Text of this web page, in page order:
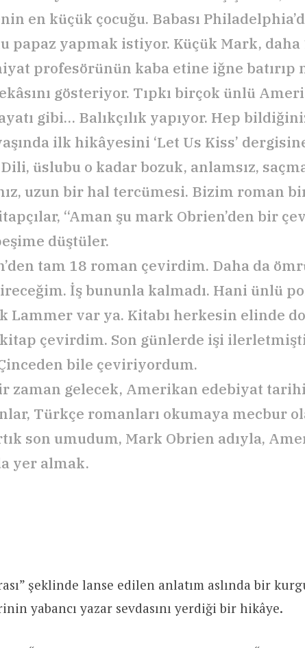
en küçük çocuğu. Babası
papaz yapmak istiyor. Küçük Mark, daha
profesörünün kaba etine iğne batırıp
gösteriyor. Tıpkı birçok ünlü
gibi… Balıkçılık yapıyor. Hep
ilk hikâyesini ‘Let Us Kiss’
üslubu o kadar bozuk, anlamsız,
uzun bir hal tercümesi. Bizim roman
“Aman şu mark Obrien’den bir
düştüler.
tam 18 roman çevirdim. Daha da
İş bununla kalmadı. Hani ünlü
Lammer var ya. Kitabı herkesin elinde
kitap çevirdim. Son günlerde işi
bile çeviriyordum.
zaman gelecek, Amerikan edebiyat
Türkçe romanları okumaya mecbur
son umudum, Mark Obrien adıyla,
yer almak.
şeklinde lanse edilen anlatım aslında bir
yabancı yazar sevdasını yerdiği bir hikâye.